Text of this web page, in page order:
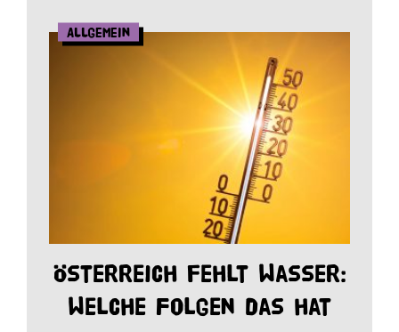
Allgemein
Österreich fehlt Wasser:
Welche Folgen das hat